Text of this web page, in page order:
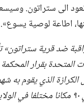
نعود الى ستراتون.‏
اطاعة لوصية يسوع».‏
ضد قرية ستراتون»
المتحدة بقرار
الكرازة الذي يقوم
في